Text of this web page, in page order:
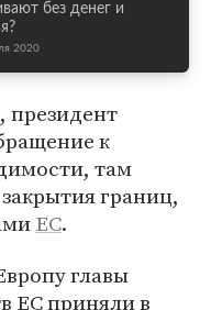
без денег и
2020
президент
к
там
границ,
ЕС.
главы
ЕС приняли в